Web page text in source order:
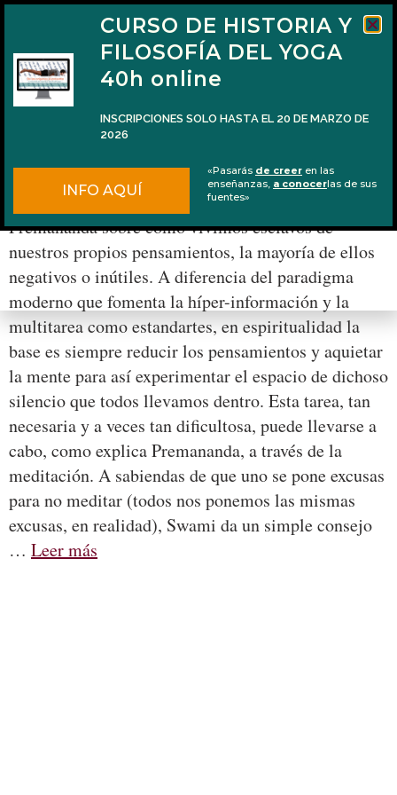
Una técnica de meditación en 48 días
La semana pasada cité unas palabras de Swami
Premananda sobre cómo vivimos esclavos de
nuestros propios pensamientos, la mayoría de ellos
negativos o inútiles. A diferencia del paradigma
moderno que fomenta la híper-información y la
multitarea como estandartes, en espiritualidad la
base es siempre reducir los pensamientos y aquietar
la mente para así experimentar el espacio de dichoso
silencio que todos llevamos dentro. Esta tarea, tan
necesaria y a veces tan dificultosa, puede llevarse a
cabo, como explica Premananda, a través de la
meditación. A sabiendas de que uno se pone excusas
para no meditar (todos nos ponemos las mismas
excusas, en realidad), Swami da un simple consejo
… Leer más
CURSO DE HISTORIA Y
FILOSOFÍA DEL YOGA
40h online
INSCRIPCIONES SOLO HASTA EL 20 DE MARZO DE
2026
INFO AQUÍ
«Pasarás de creer en las
enseñanzas, a conocerlas de sus
fuentes»